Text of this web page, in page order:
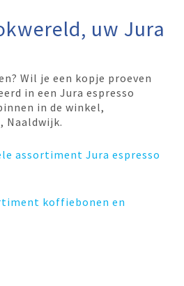
uw Jura
Wil je een kopje proeven
in een Jura espresso
in de winkel,
Naaldwijk.
assortiment Jura espresso
koffiebonen en